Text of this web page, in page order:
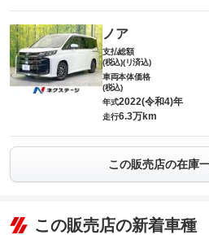
ノア
支払総額
(税込)(リ済込)
車両本体価格
(税込)
年式2022(令和4)年
走行6.3万km
この販売店の在庫
この販売店の新着車種